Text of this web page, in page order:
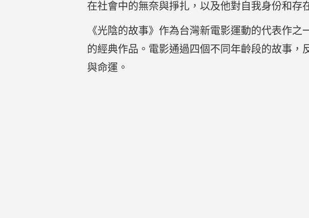
在社會中的無奈與掙扎，以及他對自我身份和存
《光陰的故事》作為台灣新電影運動的代表作
的經典作品。電影通過四個不同年齡段的故事
與命運。